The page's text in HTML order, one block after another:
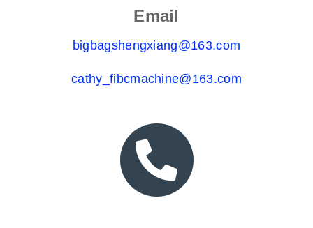
Email
bigbagshengxiang@163.com
cathy_fibcmachine@163.com